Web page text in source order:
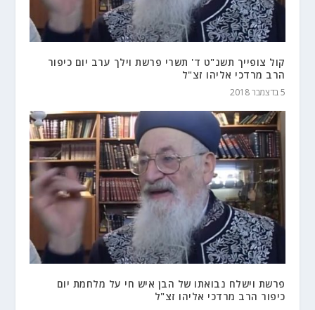
קול צופייך תשנ"ט ד' תשרי פרשת וילך ערב יום כיפור
הרב מרדכי אליהו זצ"ל
5 בדצמבר 2018
פרשת וישלח נבואתו של הבן איש חי על מלחמת יום
כיפור הרב מרדכי אליהו זצ"ל